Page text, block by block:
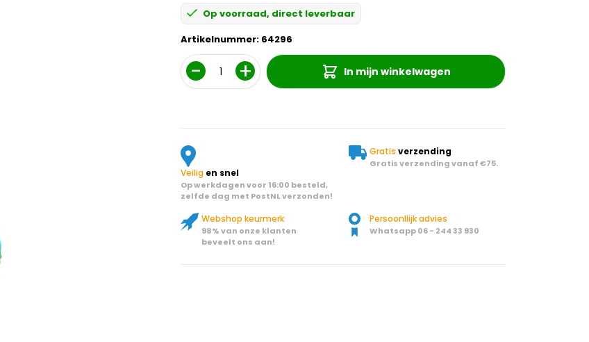
Op voorraad, direct leverbaar
Artikelnummer: 64296
Aantal
In mijn winkelwagen
Veilig en snel
Op werkdagen voor 16:00 besteld,
zelfde dag met PostNL verzonden!
Gratis verzending
Gratis verzending vanaf €75.
Webshop keurmerk
98% van onze klanten
beveelt ons aan!
Persoonllijk advies
Whatsapp 06 - 244 33 930